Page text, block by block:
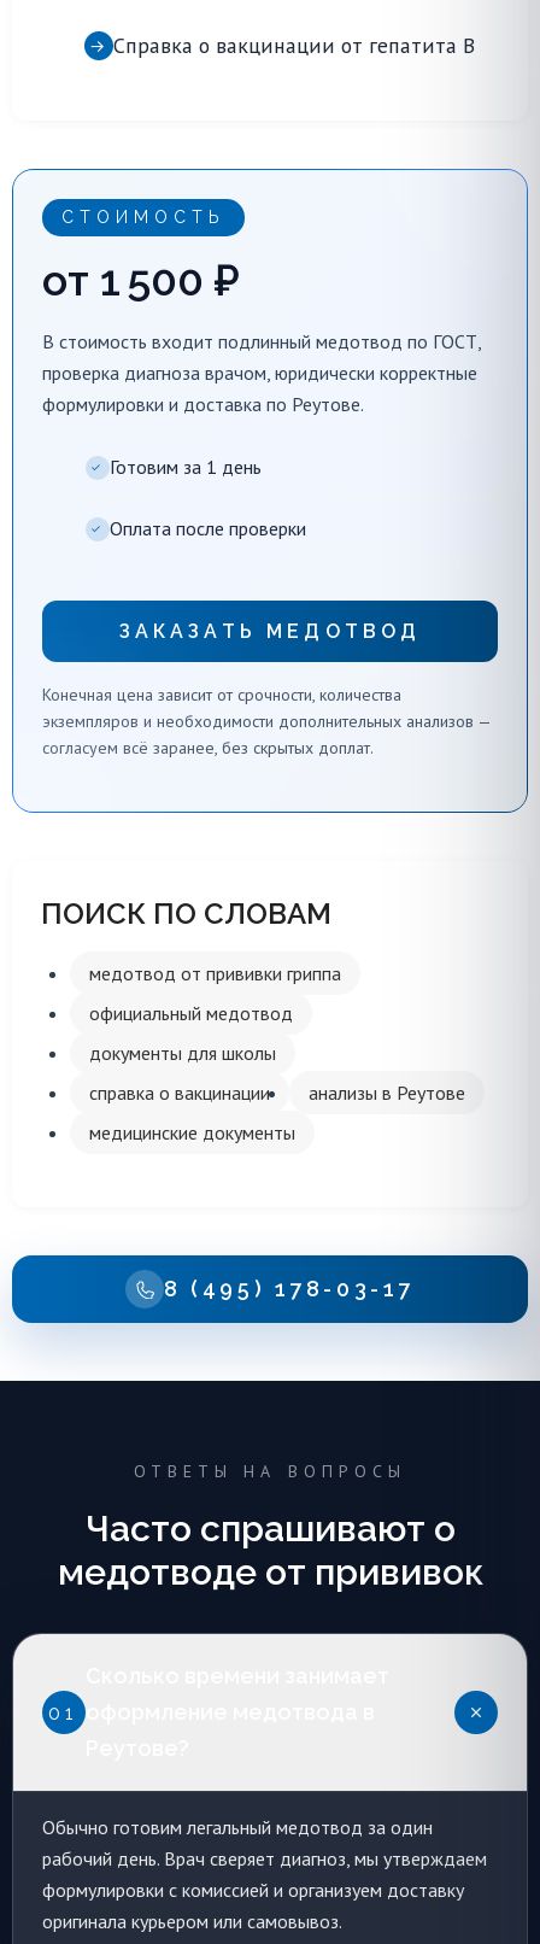
→ Справка о вакцинации от гепатита B
СТОИМОСТЬ
от 1 500 ₽
В стоимость входит подлинный медотвод по ГОСТ,
проверка диагноза врачом, юридически корректные
формулировки и доставка по Реутове.
✓ Готовим за 1 день
✓ Оплата после проверки
ЗАКАЗАТЬ МЕДОТВОД
Конечная цена зависит от срочности, количества
экземпляров и необходимости дополнительных анализов —
согласуем всё заранее, без скрытых доплат.
ПОИСК ПО СЛОВАМ
медотвод от прививки гриппа
официальный медотвод
документы для школы
справка о вакцинации
анализы в Реутове
медицинские документы
8 (495) 178-03-17
ОТВЕТЫ НА ВОПРОСЫ
Часто спрашивают о
медотводе от прививок
01
Обычно готовим легальный медотвод за один
рабочий день. Врач сверяет диагноз, мы утверждаем
формулировки с комиссией и организуем доставку
оригинала курьером или самовывоз.